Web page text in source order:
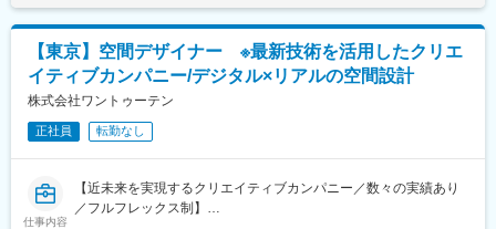
施まで一貫して担当
・デジタルコンテンツやプロジェクションマッピング、インスタ
レーションなど、最先端技術を活用した空間演出
・クライアントのニーズを反映し、課題解決型の体験デザインを
・チームメンバーや外部パートナーとの連携によるプロジェクト
推進
https://www.1-10.com/works/category/entertainment
【東京】空間デザイナー ※最新技術を活用したクリエ
イティブカンパニー/デジタル×リアルの空間設計
株式会社ワントゥーテン
正社員 転勤なし
仕事内容
【近未来を実現するクリエイティブカンパニー／数々の実績あり
／フルフレックス制】